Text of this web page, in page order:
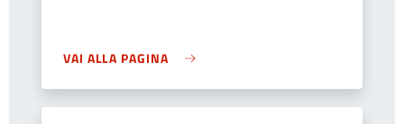
VAI ALLA PAGINA